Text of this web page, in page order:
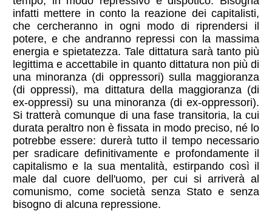
infatti mettere in conto la reazione dei capitalisti,
che cercheranno in ogni modo di riprendersi il
potere, e che andranno repressi con la massima
energia e spietatezza. Tale dittatura sarà tanto più
legittima e accettabile in quanto dittatura non più di
una minoranza (di oppressori) sulla maggioranza
(di oppressi), ma dittatura della maggioranza (di
ex-oppressi) su una minoranza (di ex-oppressori).
Si tratterà comunque di una fase transitoria, la cui
durata peraltro non è fissata in modo preciso, né lo
potrebbe essere: durerà tutto il tempo necessario
per sradicare definitivamente e profondamente il
capitalismo e la sua mentalità, estirpando così il
male dal cuore dell'uomo, per cui si arriverà al
comunismo, come società senza Stato e senza
bisogno di alcuna repressione.